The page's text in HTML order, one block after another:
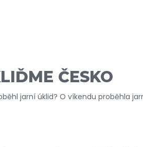
ČESKO
jarní úklid? O víkendu proběhla